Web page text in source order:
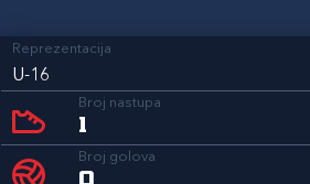
Reprezentacija
U-16
Broj nastupa
1
Broj golova
0